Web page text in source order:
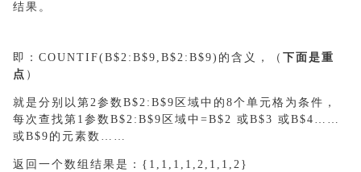
结果。
即：COUNTIF(B$2:B$9,B$2:B$9)的含义，（ 下面是重
点 ）
就是分别以第2参数B$2:B$9区域中的8个单元格为条件，
每次查找第1参数B$2:B$9区域中=B$2 或B$3 或B$4……
或B$9的元素数……
返回一个数组结果是：{1,1,1,1,2,1,1,2}